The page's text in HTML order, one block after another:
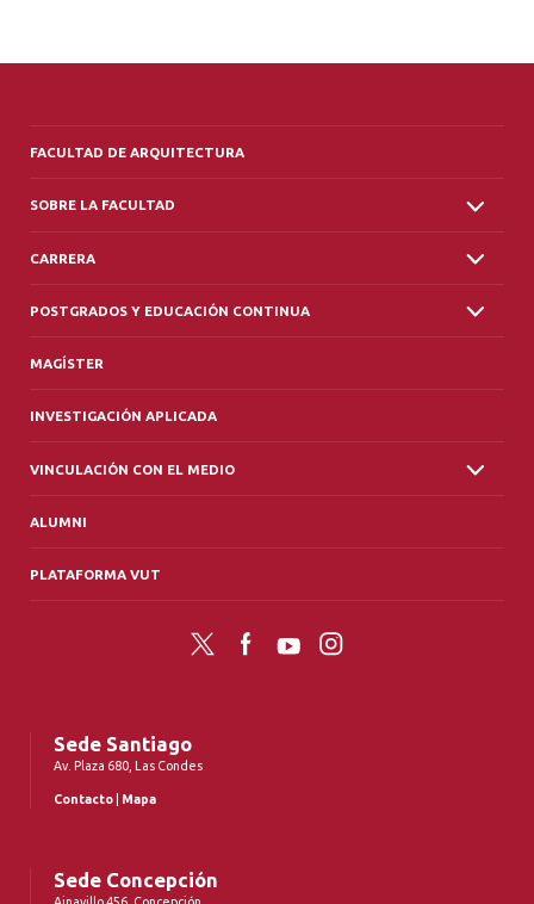
FACULTAD DE ARQUITECTURA
SOBRE LA FACULTAD
CARRERA
POSTGRADOS Y EDUCACIÓN CONTINUA
MAGÍSTER
INVESTIGACIÓN APLICADA
VINCULACIÓN CON EL MEDIO
ALUMNI
PLATAFORMA VUT
Twitter FacebookYouTubeInstagram
Sede Santiago
Av. Plaza 680, Las Condes
Contacto Mapa
Sede Concepción